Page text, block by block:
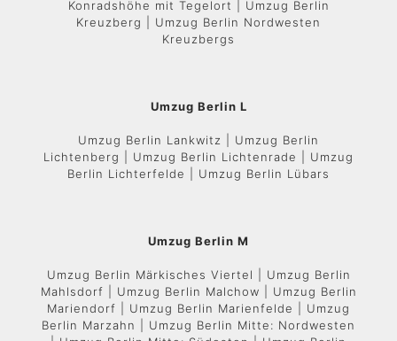
Konradshöhe mit Tegelort | Umzug Berlin
Kreuzberg | Umzug Berlin Nordwesten
Kreuzbergs
Umzug Berlin L
Umzug Berlin Lankwitz | Umzug Berlin
Lichtenberg | Umzug Berlin Lichtenrade | Umzug
Berlin Lichterfelde | Umzug Berlin Lübars
Umzug Berlin M
Umzug Berlin Märkisches Viertel | Umzug Berlin
Mahlsdorf | Umzug Berlin Malchow | Umzug Berlin
Mariendorf | Umzug Berlin Marienfelde | Umzug
Berlin Marzahn | Umzug Berlin Mitte: Nordwesten